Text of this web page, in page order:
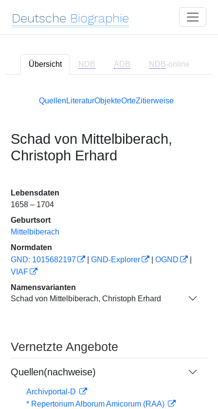
Deutsche Biographie
Übersicht NDB ADB NDB-online
Quellen LiteraturObjekteOrteZitierweise
Schad von Mittelbiberach,
Christoph Erhard
Lebensdaten
1658 – 1704
Geburtsort
Mittelbiberach
Normdaten
GND: 1015682197
GND-Explorer OGND
VIAF
Namensvarianten
Schad von Mittelbiberach, Christoph Erhard
Vernetzte Angebote
Quellen(nachweise)
Archivportal-D
* Repertorium Alborum Amicorum (RAA)